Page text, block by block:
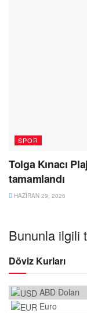
SPOR
Tolga Kınacı
tamamlandı
HAZIRAN 29, 2026
Bununla ilgili
Döviz Kurları
ABD Doları
Euro